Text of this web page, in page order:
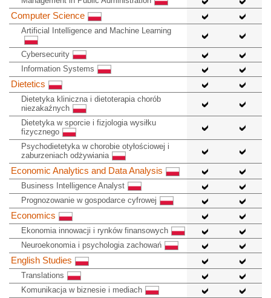
Computer Science
Artificial Intelligence and Machine Learning
Cybersecurity
Information Systems
Dietetics
Dietetyka kliniczna i dietoterapia chorób
niezakaźnych
Dietetyka w sporcie i fizjologia wysiłku
fizycznego
Psychodietetyka w chorobie otyłościowej i
zaburzeniach odżywiania
Economic Analytics and Data Analysis
Business Intelligence Analyst
Prognozowanie w gospodarce cyfrowej
Economics
Ekonomia innowacji i rynków finansowych
Neuroekonomia i psychologia zachowań
English Studies
Translations
Komunikacja w biznesie i mediach